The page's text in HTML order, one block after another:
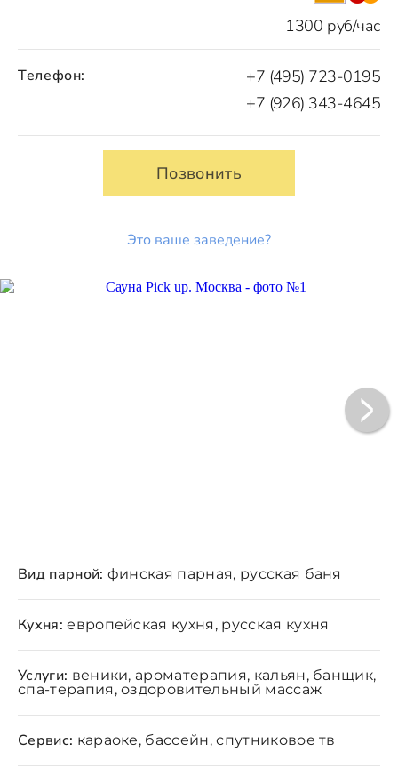
1300 руб/час
Телефон:
+7 (495) 723-0195
+7 (926) 343-4645
Позвонить
Это ваше заведение?
Вид парной: финская парная, русская баня
Кухня: европейская кухня, русская кухня
Услуги: веники, ароматерапия, кальян, банщик,
спа-терапия, оздоровительный массаж
Сервис: караоке, бассейн, спутниковое тв